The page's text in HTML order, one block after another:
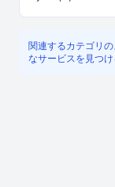
関連するカテゴリ
なサービスを見つけ